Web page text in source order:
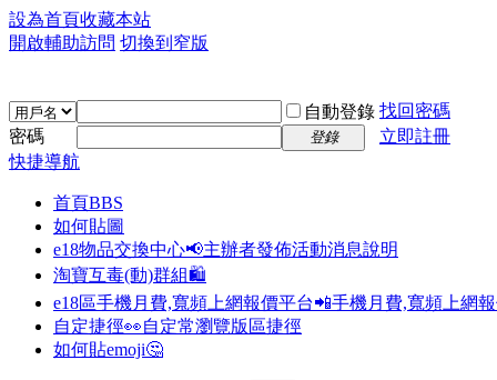
設為首頁收藏本站
開啟輔助訪問 切換到窄版
自動登錄 找回密碼
密碼
登錄
立即註冊
快捷導航
首頁BBS
如何貼圖
e18物品交換中心📢主辦者發佈活動消息說明
淘寶互毒(動)群組🛍️
e18區手機月費,寬頻上網報價平台📲手機月費,寬頻上網
自定捷徑👀自定常瀏覽版區捷徑
如何貼emoji🤔